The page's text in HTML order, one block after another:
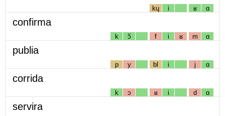
kɥ i ʁ ɑ
confirma
k ɔ̃ f i ʁ m ɑ
publia
p y bl i j ɑ
corrida
k ɔ ʁ i d ɑ
servira